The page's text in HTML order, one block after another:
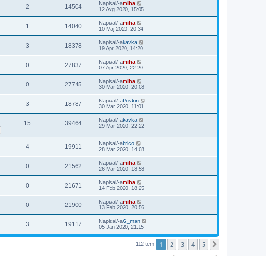
2 14504 Napisal/-amiha
12 Avg 2020, 15:05
1 14040 Napisal/-amiha
10 Maj 2020, 20:34
3 18378 Napisal/-akavka
19 Apr 2020, 14:20
0 27837 Napisal/-amiha
07 Apr 2020, 22:20
0 27745 Napisal/-amiha
30 Mar 2020, 20:08
3 18787 Napisal/-aPuskin
30 Mar 2020, 11:01
15 39464 Napisal/-akavka
29 Mar 2020, 22:22
4 19911 Napisal/-abrico
28 Mar 2020, 14:08
0 21562 Napisal/-amiha
26 Mar 2020, 18:58
0 21671 Napisal/-amiha
14 Feb 2020, 18:25
0 21900 Napisal/-amiha
13 Feb 2020, 20:56
3 19117 Napisal/-aG_man
05 Jan 2020, 21:15
112 tem 1 2 3 4 5